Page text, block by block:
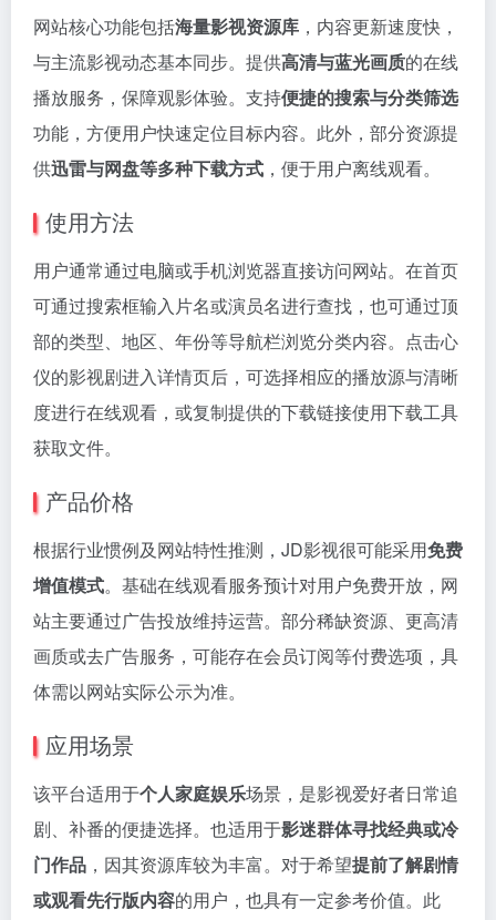
网站核心功能包括海量影视资源库 ，内容更新速度快，
与主流影视动态基本同步。提供高清与蓝光画质的在线
播放服务，保障观影体验。支持便捷的搜索与分类筛选
功能，方便用户快速定位目标内容。此外，部分资源提
供迅雷与网盘等多种下载方式 ，便于用户离线观看。
使用方法
用户通常通过电脑或手机浏览器直接访问网站。在首页
可通过搜索框输入片名或演员名进行查找，也可通过顶
部的类型、地区、年份等导航栏浏览分类内容。点击心
仪的影视剧进入详情页后，可选择相应的播放源与清晰
度进行在线观看，或复制提供的下载链接使用下载工具
获取文件。
产品价格
根据行业惯例及网站特性推测，JD影视很可能采用免费
增值模式。基础在线观看服务预计对用户免费开放，网
站主要通过广告投放维持运营。部分稀缺资源、更高清
画质或去广告服务，可能存在会员订阅等付费选项，具
体需以网站实际公示为准。
应用场景
该平台适用于个人家庭娱乐场景，是影视爱好者日常追
剧、补番的便捷选择。也适用于影迷群体寻找经典或冷
门作品 ，因其资源库较为丰富。对于希望提前了解剧情
或观看先行版内容的用户，也具有一定参考价值。此